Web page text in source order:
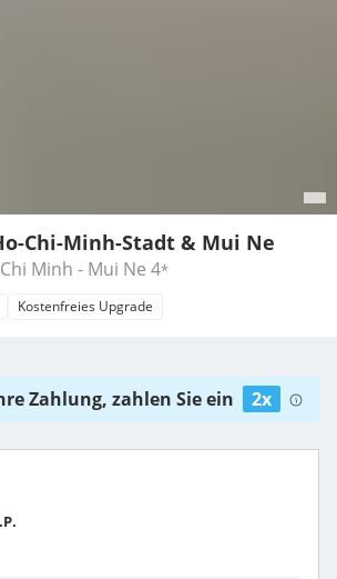
Chi-Minh-Stadt & Mui Ne
Minh - Mui Ne 4*
Kostenfreies Upgrade
Zahlung, zahlen Sie ein 2x